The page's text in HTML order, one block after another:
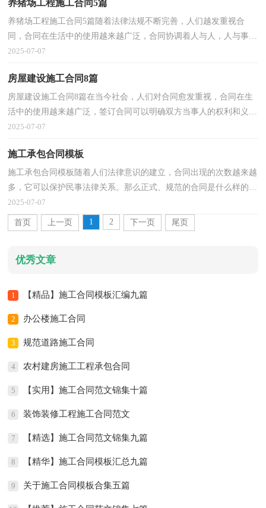
养猪场工程施工合同5篇
养猪场工程施工合同5篇随着法律法规不断完善，人们越发重视合
同，合同在生活中的使用越来越广泛，合同协调着人与人，人与事之
间的关系。那么正式、规范的合同是什么样的呢？下面是小...
2025-07-07
房屋建设施工合同8篇
房屋建设施工合同8篇在当今社会，人们对合同愈发重视，合同在生
活中的使用越来越广泛，签订合同可以明确双方当事人的权利和义
务。知道吗，写合同可是有方法的哦，下面是小编收集整理...
2025-07-07
施工承包合同模板
施工承包合同模板随着人们法律意识的建立，合同出现的次数越来越
多，它可以保护民事法律关系。那么正式、规范的合同是什么样的
呢？下面是小编为大家收集的施工承包合同模板，供大家...
2025-07-07
首页 上一页 1 2 下一页 尾页
优秀文章
1 【精品】施工合同模板汇编九篇
2 办公楼施工合同
3 规范道路施工合同
4 农村建房施工工程承包合同
5 【实用】施工合同范文锦集十篇
6 装饰装修工程施工合同范文
7 【精选】施工合同范文锦集九篇
8 【精华】施工合同模板汇总九篇
9 关于施工合同模板合集五篇